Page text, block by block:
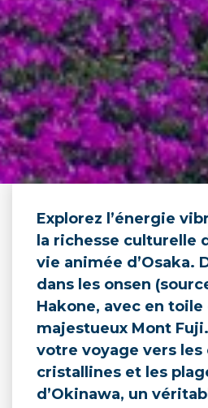
Explorez l’énergie
la richesse culturelle
vie animée d’Osaka.
dans les onsen
Hakone, avec en
majestueux Mont
votre voyage vers les
cristallines et les
d’Okinawa, un